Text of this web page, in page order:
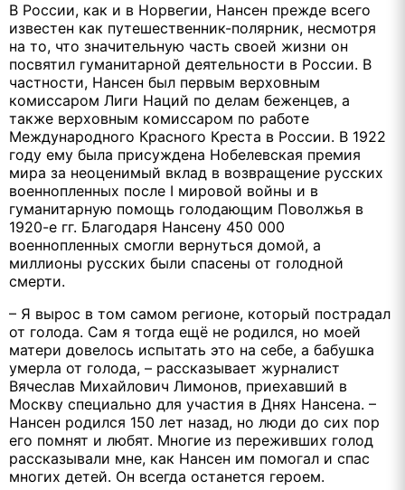
В России, как и в Норвегии, Нансен прежде всего
известен как путешественник-полярник, несмотря
на то, что значительную часть своей жизни он
посвятил гуманитарной деятельности в России. В
частности, Нансен был первым верховным
комиссаром Лиги Наций по делам беженцев, а
также верховным комиссаром по работе
Международного Красного Креста в России. В 1922
году ему была присуждена Нобелевская премия
мира за неоценимый вклад в возвращение русских
военнопленных после I мировой войны и в
гуманитарную помощь голодающим Поволжья в
1920-е гг. Благодаря Нансену 450 000
военнопленных смогли вернуться домой, а
миллионы русских были спасены от голодной
смерти.
– Я вырос в том самом регионе, который пострадал
от голода. Сам я тогда ещё не родился, но моей
матери довелось испытать это на себе, а бабушка
умерла от голода, – рассказывает журналист
Вячеслав Михайлович Лимонов, приехавший в
Москву специально для участия в Днях Нансена. –
Нансен родился 150 лет назад, но люди до сих пор
его помнят и любят. Многие из переживших голод
рассказывали мне, как Нансен им помогал и спас
многих детей. Он всегда останется героем.